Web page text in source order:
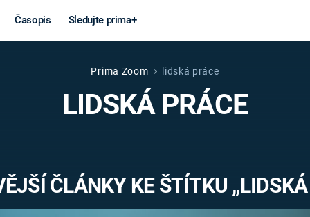
Časopis Sledujte prima+
Věda a
technika
MARS
VÁLEČNÉ
Prima Zoom lidská práce
LIDSKÁ PRÁCE
ČLÁNKY KE ŠTÍTKU „LIDSKÁ